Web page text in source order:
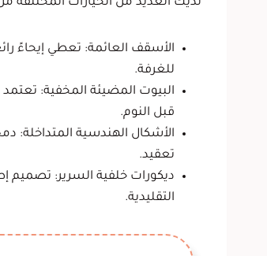
لديك العديد من الخيارات المختلفه
الأسقف العائمة: تعطي إيحاءً
للغرفة.
البيوت المضيئة المخفية:
قبل النوم.
الأشكال الهندسية المتداخلة:
تعقيد.
ديكورات خلفية السرير: تصميم
التقليدية.